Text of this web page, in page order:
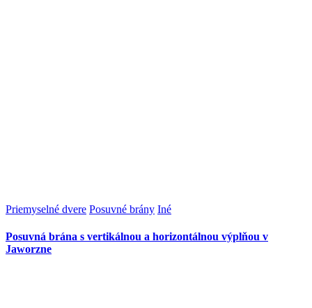
Priemyselné dvere Posuvné brány Iné
Posuvná brána s vertikálnou a horizontálnou výplňou v
Jaworzne